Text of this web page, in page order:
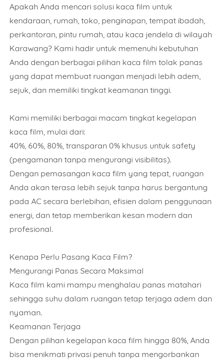
Apakah Anda mencari solusi kaca film untuk
kendaraan, rumah, toko, penginapan, tempat ibadah,
perkantoran, pintu rumah, atau kaca jendela di wilayah
Karawang? Kami hadir untuk memenuhi kebutuhan
Anda dengan berbagai pilihan kaca film tolak panas
yang dapat membuat ruangan menjadi lebih adem,
sejuk, dan memiliki tingkat keamanan tinggi.
Kami memiliki berbagai macam tingkat kegelapan
kaca film, mulai dari:
40%, 60%, 80%, transparan 0% khusus untuk safety
(pengamanan tanpa mengurangi visibilitas).
Dengan pemasangan kaca film yang tepat, ruangan
Anda akan terasa lebih sejuk tanpa harus bergantung
pada AC secara berlebihan, efisien dalam penggunaan
energi, dan tetap memberikan kesan modern dan
profesional.
Kenapa Perlu Pasang Kaca Film?
Mengurangi Panas Secara Maksimal
Kaca film kami mampu menghalau panas matahari
sehingga suhu dalam ruangan tetap terjaga adem dan
nyaman.
Keamanan Terjaga
Dengan pilihan kegelapan kaca film hingga 80%, Anda
bisa menikmati privasi penuh tanpa mengorbankan